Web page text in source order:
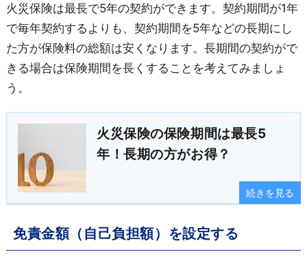
火災保険は最長で5年の契約ができます。契約期間が1年
で毎年契約するよりも、契約期間を5年などの長期にし
た方が保険料の総額は安くなります。長期間の契約がで
きる場合は保険期間を長くすることを考えてみましょ
う。
火災保険の保険期間は最長5
年！長期の方がお得？
続きを見る
免責金額（自己負担額）を設定する